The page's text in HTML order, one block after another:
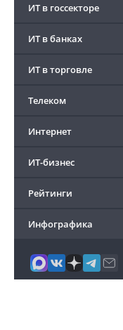
ИТ в госсекторе
ИТ в банках
ИТ в торговле
Телеком
Интернет
ИТ-бизнес
Рейтинги
Инфографика